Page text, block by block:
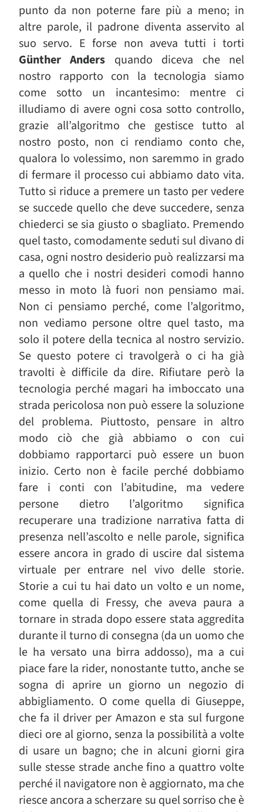
punto da non poterne fare più a meno; in
altre parole, il padrone diventa asservito al
suo servo. E forse non aveva tutti i torti
Günther Anders quando diceva che nel
nostro rapporto con la tecnologia siamo
come sotto un incantesimo: mentre ci
illudiamo di avere ogni cosa sotto controllo,
grazie all’algoritmo che gestisce tutto al
nostro posto, non ci rendiamo conto che,
qualora lo volessimo, non saremmo in grado
di fermare il processo cui abbiamo dato vita.
Tutto si riduce a premere un tasto per vedere
se succede quello che deve succedere, senza
chiederci se sia giusto o sbagliato. Premendo
quel tasto, comodamente seduti sul divano di
casa, ogni nostro desiderio può realizzarsi ma
a quello che i nostri desideri comodi hanno
messo in moto là fuori non pensiamo mai.
Non ci pensiamo perché, come l’algoritmo,
non vediamo persone oltre quel tasto, ma
solo il potere della tecnica al nostro servizio.
Se questo potere ci travolgerà o ci ha già
travolti è difficile da dire. Rifiutare però la
tecnologia perché magari ha imboccato una
strada pericolosa non può essere la soluzione
del problema. Piuttosto, pensare in altro
modo ciò che già abbiamo o con cui
dobbiamo rapportarci può essere un buon
inizio. Certo non è facile perché dobbiamo
fare i conti con l’abitudine, ma vedere
persone dietro l’algoritmo significa
recuperare una tradizione narrativa fatta di
presenza nell’ascolto e nelle parole, significa
essere ancora in grado di uscire dal sistema
virtuale per entrare nel vivo delle storie.
Storie a cui tu hai dato un volto e un nome,
come quella di Fressy, che aveva paura a
tornare in strada dopo essere stata aggredita
durante il turno di consegna (da un uomo che
le ha versato una birra addosso), ma a cui
piace fare la rider, nonostante tutto, anche se
sogna di aprire un giorno un negozio di
abbigliamento. O come quella di Giuseppe,
che fa il driver per Amazon e sta sul furgone
dieci ore al giorno, senza la possibilità a volte
di usare un bagno; che in alcuni giorni gira
sulle stesse strade anche fino a quattro volte
perché il navigatore non è aggiornato, ma che
riesce ancora a scherzare su quel sorriso che è